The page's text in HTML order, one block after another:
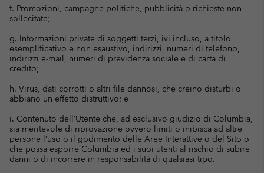
f. Promozioni, campagne politiche, pubblicità o richieste non
sollecitate;
g. Informazioni private di soggetti terzi, ivi incluso, a titolo
esemplificativo e non esaustivo, indirizzi, numeri di telefono,
indirizzi e-mail, numeri di previdenza sociale e di carta di
credito;
h. Virus, dati corrotti o altri file dannosi, che creino disturbi o
abbiano un effetto distruttivo; e
i. Contenuto dell’Utente che, ad esclusivo giudizio di Columbia,
sia meritevole di riprovazione ovvero limiti o inibisca ad altre
persone l’uso o il godimento delle Aree Interattive o del Sito o
che possa esporre Columbia ed i suoi utenti al rischio di subire
danni o di incorrere in responsabilità di qualsiasi tipo.